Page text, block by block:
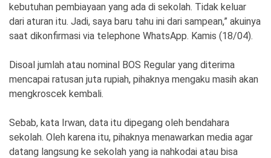
kebutuhan pembiayaan yang ada di sekolah. Tidak keluar
dari aturan itu. Jadi, saya baru tahu ini dari sampean,” akuinya
saat dikonfirmasi via telephone WhatsApp. Kamis (18/04).
Disoal jumlah atau nominal BOS Regular yang diterima
mencapai ratusan juta rupiah, pihaknya mengaku masih akan
mengkroscek kembali.
Sebab, kata Irwan, data itu dipegang oleh bendahara
sekolah. Oleh karena itu, pihaknya menawarkan media agar
datang langsung ke sekolah yang ia nahkodai atau bisa